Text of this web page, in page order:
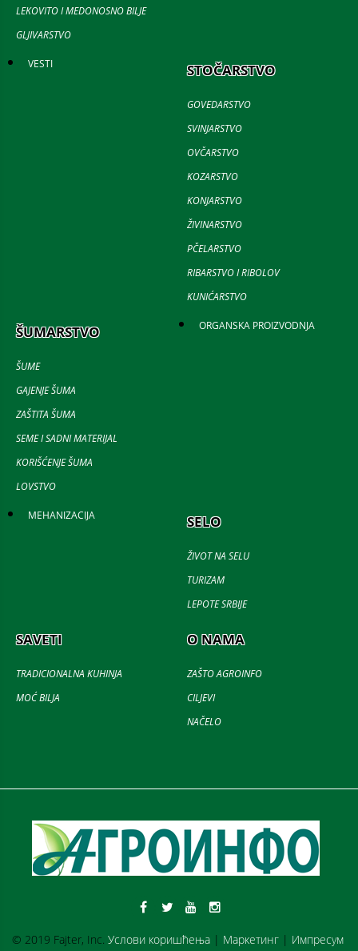
LEKOVITO I MEDONOSNO BILJE
GLJIVARSTVO
VESTI STOČARSTVO
GOVEDARSTVO
SVINJARSTVO
OVČARSTVO
KOZARSTVO
KONJARSTVO
ŽIVINARSTVO
PČELARSTVO
RIBARSTVO I RIBOLOV
KUNIĆARSTVO
ŠUMARSTVO
ŠUME
GAJENJE ŠUMA
ZAŠTITA ŠUMA
SEME I SADNI MATERIJAL
KORIŠĆENJE ŠUMA
LOVSTVO
ORGANSKA PROIZVODNJA
MEHANIZACIJA SELO
ŽIVOT NA SELU
TURIZAM
LEPOTE SRBIJE
SAVETI
TRADICIONALNA KUHINJA
MOĆ BILJA
O NAMA
ZAŠTO AGROINFO
CILJEVI
NAČELO
© 2019 Fajter, Inc. Услови коришћења | Маркетинг | Импресум